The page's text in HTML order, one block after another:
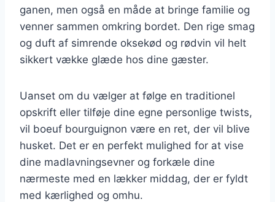
ganen, men også en måde at bringe familie og
venner sammen omkring bordet. Den rige smag
og duft af simrende oksekød og rødvin vil helt
sikkert vække glæde hos dine gæster.
Uanset om du vælger at følge en traditionel
opskrift eller tilføje dine egne personlige twists,
vil boeuf bourguignon være en ret, der vil blive
husket. Det er en perfekt mulighed for at vise
dine madlavningsevner og forkæle dine
nærmeste med en lækker middag, der er fyldt
med kærlighed og omhu.